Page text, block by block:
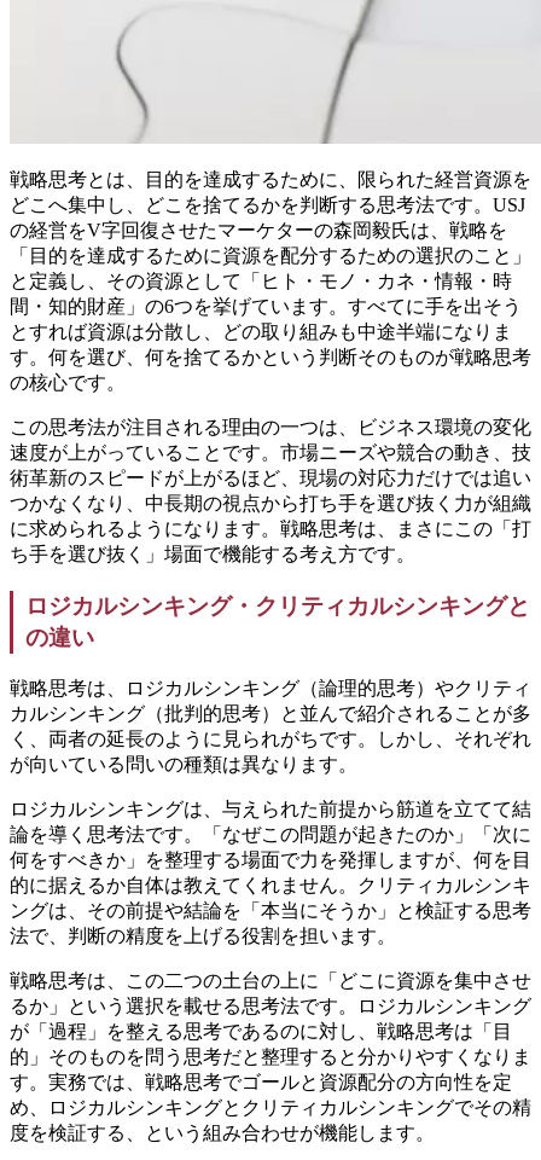
戦略思考とは、目的を達成するために、限られた経営資源を
どこへ集中し、どこを捨てるかを判断する思考法です。USJ
の経営をV字回復させたマーケターの森岡毅氏は、戦略を
「目的を達成するために資源を配分するための選択のこと」
と定義し、その資源として「ヒト・モノ・カネ・情報・時
間・知的財産」の6つを挙げています。すべてに手を出そう
とすれば資源は分散し、どの取り組みも中途半端になりま
す。何を選び、何を捨てるかという判断そのものが戦略思考
の核心です。
この思考法が注目される理由の一つは、ビジネス環境の変化
速度が上がっていることです。市場ニーズや競合の動き、技
術革新のスピードが上がるほど、現場の対応力だけでは追い
つかなくなり、中長期の視点から打ち手を選び抜く力が組織
に求められるようになります。戦略思考は、まさにこの「打
ち手を選び抜く」場面で機能する考え方です。
ロジカルシンキング・クリティカルシンキングと
の違い
戦略思考は、ロジカルシンキング（論理的思考）やクリティ
カルシンキング（批判的思考）と並んで紹介されることが多
く、両者の延長のように見られがちです。しかし、それぞれ
が向いている問いの種類は異なります。
ロジカルシンキングは、与えられた前提から筋道を立てて結
論を導く思考法です。「なぜこの問題が起きたのか」「次に
何をすべきか」を整理する場面で力を発揮しますが、何を目
的に据えるか自体は教えてくれません。クリティカルシンキ
ングは、その前提や結論を「本当にそうか」と検証する思考
法で、判断の精度を上げる役割を担います。
戦略思考は、この二つの土台の上に「どこに資源を集中させ
るか」という選択を載せる思考法です。ロジカルシンキング
が「過程」を整える思考であるのに対し、戦略思考は「目
的」そのものを問う思考だと整理すると分かりやすくなりま
す。実務では、戦略思考でゴールと資源配分の方向性を定
め、ロジカルシンキングとクリティカルシンキングでその精
度を検証する、という組み合わせが機能します。